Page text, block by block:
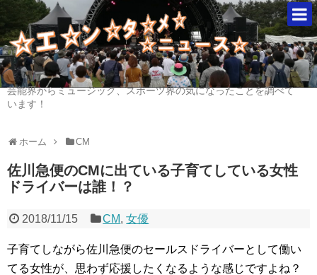
芸能界からミュージック、スポーツ界の気になったことを調べて
います！
ホーム CM
佐川急便のCMに出ている子育てしている女性
ドライバーは誰！？
2018/11/15 CM,女優
子育てしながら佐川急便のセールスドライバーとして働い
てる女性が、思わず応援したくなるような感じですよね？